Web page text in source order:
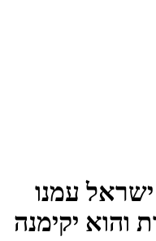
ישראל עמנו
והוא יקימנה